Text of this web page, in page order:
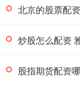
北京的股票配资 期货
炒股怎么配资 雅安
股指期货配资哪家